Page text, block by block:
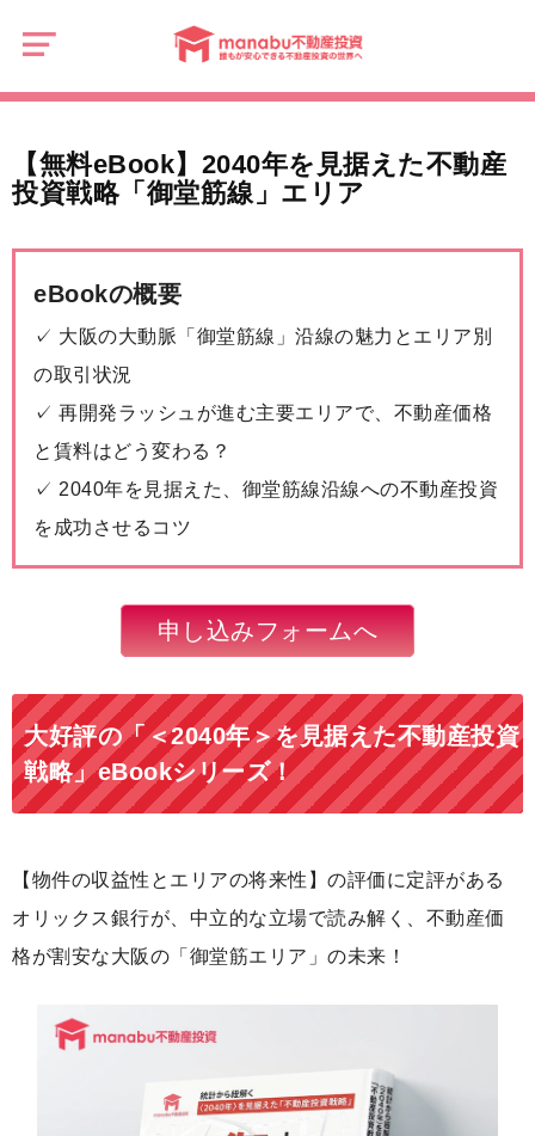
【無料eBook】2040年を見据えた不動産投資戦略「御堂筋線」エリア
【無料eBook】2040年を見据えた不動産
投資戦略「御堂筋線」エリア
eBookの概要
✓ 大阪の大動脈「御堂筋線」沿線の魅力とエリア別
の取引状況
✓ 再開発ラッシュが進む主要エリアで、不動産価格
と賃料はどう変わる？
✓ 2040年を見据えた、御堂筋線沿線への不動産投資
を成功させるコツ
申し込みフォームへ
大好評の「＜2040年＞を見据えた不動産投資
戦略」eBookシリーズ！
【物件の収益性とエリアの将来性】の評価に定評がある
オリックス銀行が、中立的な立場で読み解く、不動産価
格が割安な大阪の「御堂筋エリア」の未来！